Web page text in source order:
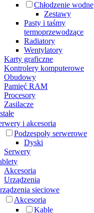
Chłodzenie wodne
Zestawy
Pasty i taśmy
termoprzewodzące
Radiatory
Wentylatory
Karty graficzne
Kontrolery komputerowe
Obudowy
Pamięć RAM
Procesory
Zasilacze
i akcesoria
Podzespoły serwerowe
Dyski
Serwery
Akcesoria
Urządzenia
sieciowe
Akcesoria
Kable